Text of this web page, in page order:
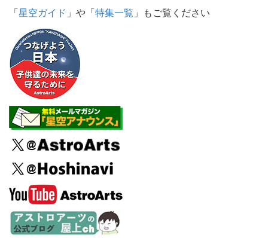
「星空ガイド 」や「特集一覧 」もご覧ください